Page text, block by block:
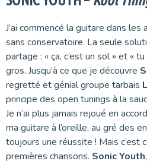
J’ai commencé la guitare dans
sans conservatoire. La seule
partage : « ça, c’est un sol » et «
gros. Jusqu’à ce que je découvre
regretté et génial groupe tarbais
principe des open tunings à la
Je n’ai plus jamais rejoué en
ma guitare à l’oreille, au gré des
toujours une réussite ! Mais c’est
premières chansons. Sonic Youth